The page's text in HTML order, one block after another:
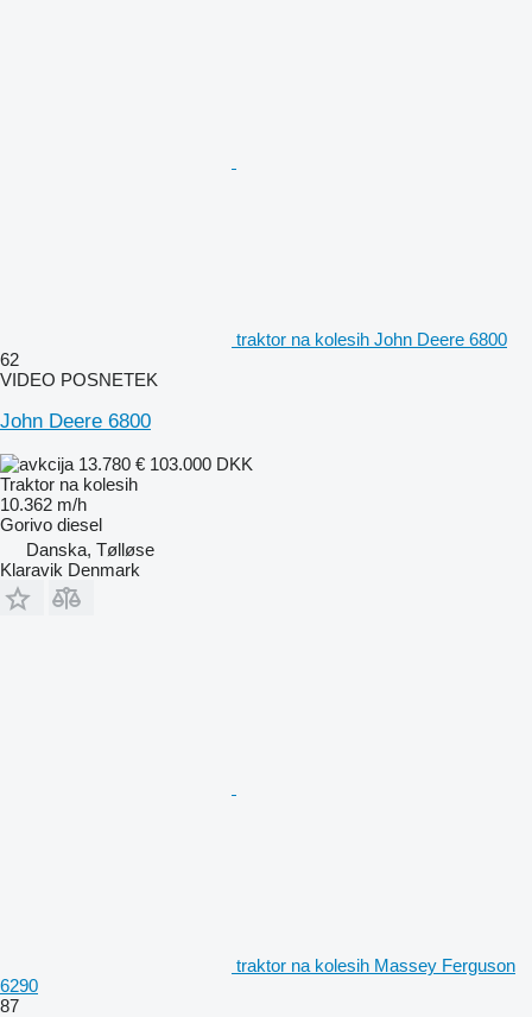
traktor na kolesih John Deere 6800
62
VIDEO POSNETEK
John Deere 6800
13.780 € 103.000 DKK
Traktor na kolesih
10.362 m/h
Gorivo diesel
Danska, Tølløse
Klaravik Denmark
traktor na kolesih Massey Ferguson
6290
87